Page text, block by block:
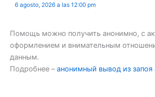
6 agosto, 2026 a las 12:00 pm
Помощь можно получить анонимно, с
оформлением и внимательным
данным.
Подробнее –анонимный вывод из запоя